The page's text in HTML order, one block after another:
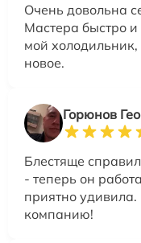
Очень довольна
Мастера быстро и
мой холодильник,
новое.
Горюнов
Блестяще
- теперь он
приятно
компанию!